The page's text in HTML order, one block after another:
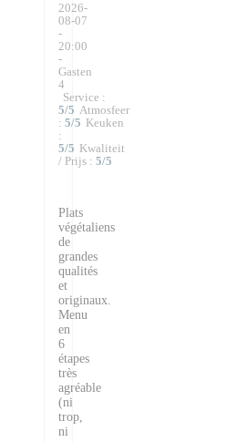
2026-
08-07
-
20:00
-
Gasten
4
Service :
5/5 Atmosfeer
: 5/5 Keuken
:
5/5 Kwaliteit
/ Prijs : 5/5
Plats
végétaliens
de
grandes
qualités
et
originaux.
Menu
en
6
étapes
très
agréable
(ni
trop,
ni